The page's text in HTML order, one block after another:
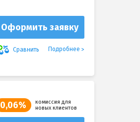
Оформить заявку
Сравнить Подробнее
0,06%
комиссия для
новых клиентов